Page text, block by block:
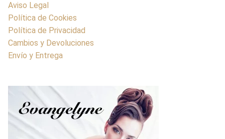
Aviso Legal
Política de Cookies
Política de Privacidad
Cambios y Devoluciones
Envío y Entrega